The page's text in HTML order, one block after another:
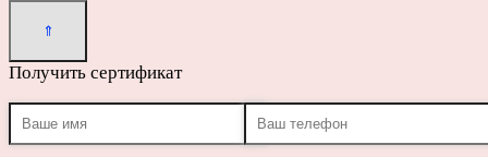
Получить сертификат